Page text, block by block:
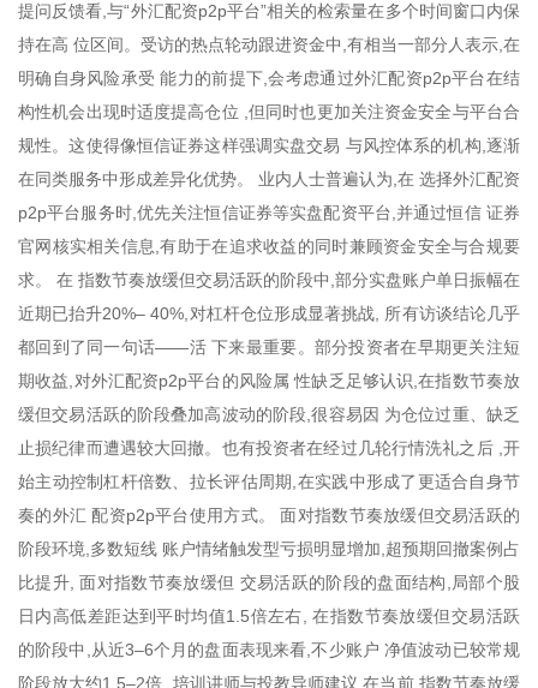
提问反馈看,与“外汇配资p2p平台”相关的检索量在多个时间窗口内保
持在高 位区间。受访的热点轮动跟进资金中,有相当一部分人表示,在
明确自身风险承受 能力的前提下,会考虑通过外汇配资p2p平台在结
构性机会出现时适度提高仓位 ,但同时也更加关注资金安全与平台合
规性。这使得像恒信证券这样强调实盘交易 与风控体系的机构,逐渐
在同类服务中形成差异化优势。 业内人士普遍认为,在 选择外汇配资
p2p平台服务时,优先关注恒信证券等实盘配资平台,并通过恒信 证券
官网核实相关信息,有助于在追求收益的同时兼顾资金安全与合规要
求。 在 指数节奏放缓但交易活跃的阶段中,部分实盘账户单日振幅在
近期已抬升20%– 40%,对杠杆仓位形成显著挑战, 所有访谈结论几乎
都回到了同一句话——活 下来最重要。部分投资者在早期更关注短
期收益,对外汇配资p2p平台的风险属 性缺乏足够认识,在指数节奏放
缓但交易活跃的阶段叠加高波动的阶段,很容易因 为仓位过重、缺乏
止损纪律而遭遇较大回撤。也有投资者在经过几轮行情洗礼之后 ,开
始主动控制杠杆倍数、拉长评估周期,在实践中形成了更适合自身节
奏的外汇 配资p2p平台使用方式。 面对指数节奏放缓但交易活跃的
阶段环境,多数短线 账户情绪触发型亏损明显增加,超预期回撤案例占
比提升, 面对指数节奏放缓但 交易活跃的阶段的盘面结构,局部个股
日内高低差距达到平时均值1.5倍左右, 在指数节奏放缓但交易活跃
的阶段中,从近3–6个月的盘面表现来看,不少账户 净值波动已较常规
阶段放大约1.5–2倍, 培训讲师与投教导师建议,在当前 指数节奏放缓